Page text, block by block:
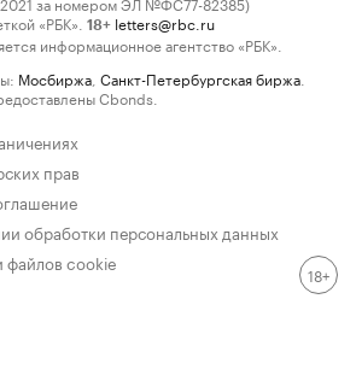
«РБК».
18+ letters@rbc.ru
информационное агентство «РБК».
Мосбиржа Санкт-Петербургская биржа
Cbonds.
прав
обработки персональных данных
файлов cookie
18+